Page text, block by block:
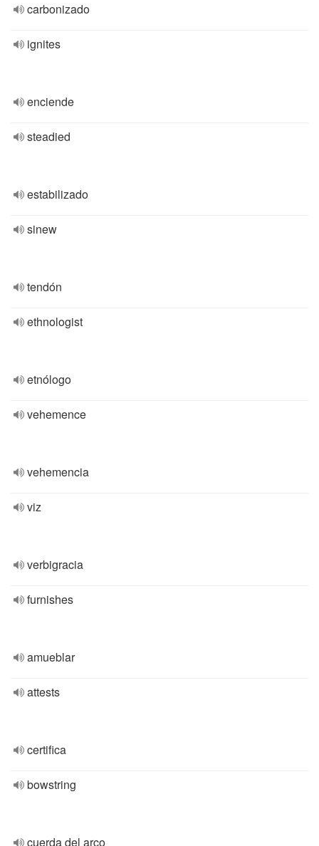
carbonizado
ignites
enciende
steadied
estabilizado
sinew
tendón
ethnologist
etnólogo
vehemence
vehemencia
viz
verbigracia
furnishes
amueblar
attests
certifica
bowstring
cuerda del arco